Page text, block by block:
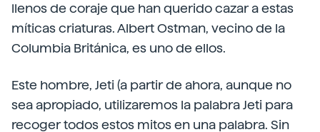
llenos de coraje que han querido cazar a estas
míticas criaturas. Albert Ostman, vecino de la
Columbia Británica, es uno de ellos.
Este hombre, Jeti (a partir de ahora, aunque no
sea apropiado, utilizaremos la palabra Jeti para
recoger todos estos mitos en una palabra. Sin